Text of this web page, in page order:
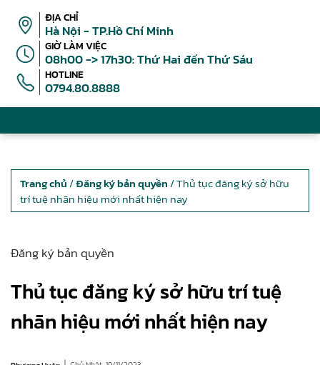
ĐỊA CHỈ
Hà Nội - TP.Hồ Chí Minh
GIỜ LÀM VIỆC
08h00 -> 17h30: Thứ Hai đến Thứ Sáu
HOTLINE
0794.80.8888
Trang chủ /Đăng ký bản quyền / Thủ tục đăng ký sở hữu
trí tuệ nhãn hiệu mới nhất hiện nay
Đăng ký bản quyền
Thủ tục đăng ký sở hữu trí tuệ
nhãn hiệu mới nhất hiện nay